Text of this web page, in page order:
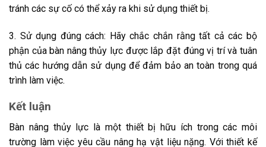
tránh các sự cố có thể xảy ra khi sử dụng thiết bị.
3. Sử dụng đúng cách: Hãy chắc chắn rằng tất cả các bộ
phận của bàn nâng thủy lực được lắp đặt đúng vị trí và tuân
thủ các hướng dẫn sử dụng để đảm bảo an toàn trong quá
trình làm việc.
Kết luận
Bàn nâng thủy lực là một thiết bị hữu ích trong các môi
trường làm việc yêu cầu nâng hạ vật liệu nặng. Với thiết kế